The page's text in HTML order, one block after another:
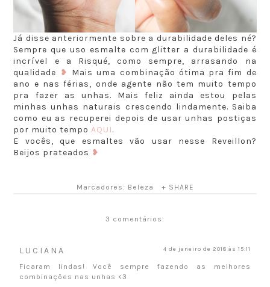
Já disse anteriormente sobre a durabilidade deles né?
Sempre que uso esmalte com glitter a durabilidade é
incrível e a Risqué, como sempre, arrasando na
qualidade ❥ Mais uma combinação ótima pra fim de
ano e nas férias, onde agente não tem muito tempo
pra fazer as unhas. Mais feliz ainda estou pelas
minhas unhas naturais crescendo lindamente. Saiba
como eu as recuperei depois de usar unhas postiças
por muito tempoAQUI.
E vocês, que esmaltes vão usar nesse Reveillon?
Beijos prateados ❥
Marcadores: Beleza + SHARE
3 comentários:
LUCIANA 4 de janeiro de 2018 às 15:11
Ficaram lindas! Você sempre fazendo as melhores
combinações nas unhas <3